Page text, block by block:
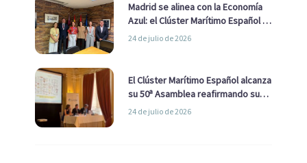
Madrid se alinea con la Economía
Azul: el Clúster Marítimo Español y
la Real Liga Naval avanzan alianzas
24 de julio de 2026
El Clúster Marítimo Español alcanza
su 50ª Asamblea reafirmando su
liderazgo en la Economía Azul
24 de julio de 2026